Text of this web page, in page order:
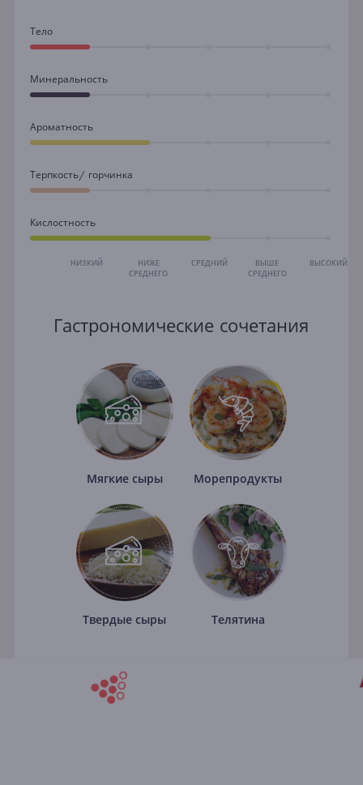
Тело
Минеральность
Ароматность
Терпкость/ горчинка
Кислостность
НИЗКИЙ
НИЖЕ
СРЕДНЕГО
СРЕДНИЙ
ВЫШЕ
СРЕДНЕГО
ВЫСОКИЙ
Гастрономические сочетания
Мягкие сыры Морепродукты
Твердые сыры Телятина